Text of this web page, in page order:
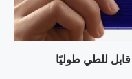
للطي طوليًا